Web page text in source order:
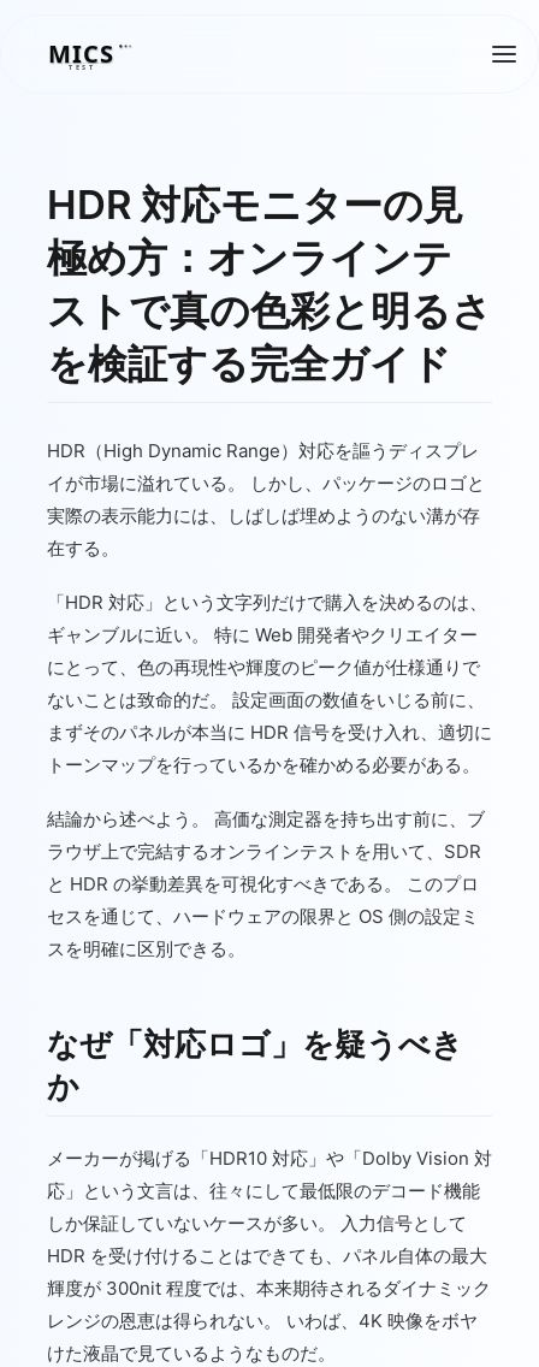
MICS
MICS
TEST
HDR 対応モニターの見
極め方：オンラインテ
ストで真の色彩と明るさ
を検証する完全ガイド
HDR（High Dynamic Range）対応を謳うディスプレ
イが市場に溢れている。 しかし、パッケージのロゴと
実際の表示能力には、しばしば埋めようのない溝が存
在する。
「HDR 対応」という文字列だけで購入を決めるのは、
ギャンブルに近い。 特に Web 開発者やクリエイター
にとって、色の再現性や輝度のピーク値が仕様通りで
ないことは致命的だ。 設定画面の数値をいじる前に、
まずそのパネルが本当に HDR 信号を受け入れ、適切に
トーンマップを行っているかを確かめる必要がある。
結論から述べよう。 高価な測定器を持ち出す前に、ブ
ラウザ上で完結するオンラインテストを用いて、SDR
と HDR の挙動差異を可視化すべきである。 このプロ
セスを通じて、ハードウェアの限界と OS 側の設定ミ
スを明確に区別できる。
なぜ「対応ロゴ」を疑うべき
か
メーカーが掲げる「HDR10 対応」や「Dolby Vision 対
応」という文言は、往々にして最低限のデコード機能
しか保証していないケースが多い。 入力信号として
HDR を受け付けることはできても、パネル自体の最大
輝度が 300nit 程度では、本来期待されるダイナミック
レンジの恩恵は得られない。 いわば、4K 映像をボヤ
けた液晶で見ているようなものだ。